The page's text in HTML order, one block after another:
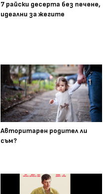
7 райски десерта без печене,
идеални за жегите
Авторитарен родител ли
съм?